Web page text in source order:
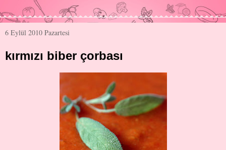
6 Eylül 2010 Pazartesi
kırmızı biber çorbası